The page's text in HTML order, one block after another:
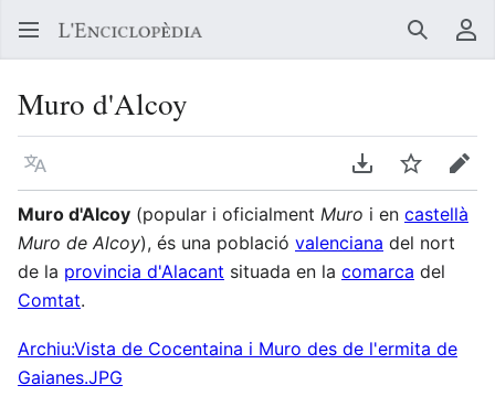
Buscar
Muro d'Alcoy
Llegir en un atre idioma Descarregar en
Vigilar
Muro d'Alcoy (popular i oficialment Muro i en castellà
Muro de Alcoy), és una població valenciana del nort
de la provincia d'Alacant situada en la comarca del
Comtat.
Archiu:Vista de Cocentaina i Muro des de l'ermita de
Gaianes.JPG